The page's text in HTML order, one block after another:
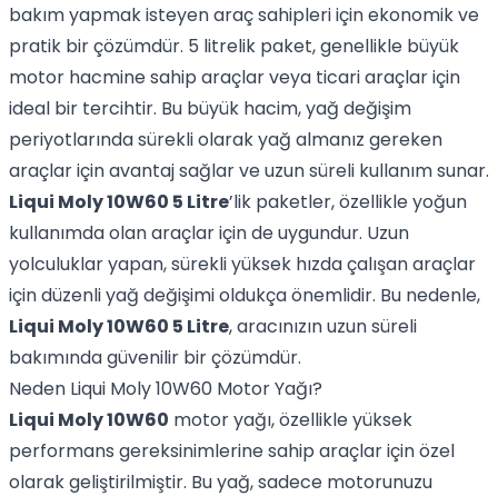
bakım yapmak isteyen araç sahipleri için ekonomik ve
pratik bir çözümdür. 5 litrelik paket, genellikle büyük
motor hacmine sahip araçlar veya ticari araçlar için
ideal bir tercihtir. Bu büyük hacim, yağ değişim
periyotlarında sürekli olarak yağ almanız gereken
araçlar için avantaj sağlar ve uzun süreli kullanım sunar.
Liqui Moly 10W60 5 Litre’lik paketler, özellikle yoğun
kullanımda olan araçlar için de uygundur. Uzun
yolculuklar yapan, sürekli yüksek hızda çalışan araçlar
için düzenli yağ değişimi oldukça önemlidir. Bu nedenle,
Liqui Moly 10W60 5 Litre, aracınızın uzun süreli
bakımında güvenilir bir çözümdür.
Neden Liqui Moly 10W60 Motor Yağı?
Liqui Moly 10W60 motor yağı, özellikle yüksek
performans gereksinimlerine sahip araçlar için özel
olarak geliştirilmiştir. Bu yağ, sadece motorunuzu